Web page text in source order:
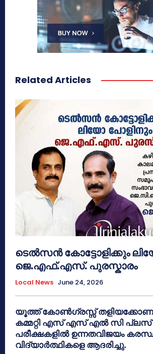
Related Articles
ടെൽസൻ കോട്ടോളിക്കും
ജെ.എഫ്.എസ്. പുരസ്കാരം
Local News June 24, 2026
യൂത്ത് കോൺഗ്രസ്സ്
കമ്മറ്റി എസ് എസ് എൽ സി
പരീക്ഷകളിൽ ഉന്നതവിജയം
വിദ്യാർത്ഥികളെ ആദരിച്ചു.